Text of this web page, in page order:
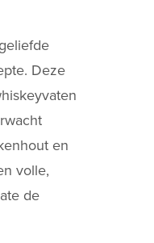
Deze
en
volle,
de